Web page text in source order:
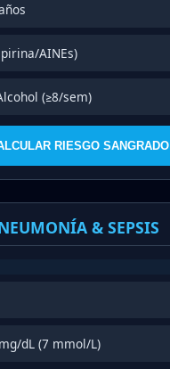
AINEs)
(≥8/sem)
RIESGO SANGRADO
& SEPSIS
dL (7 mmol/L)